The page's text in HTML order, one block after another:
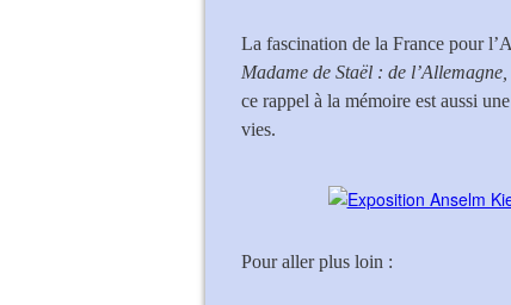
La fascination de la France pour
Madame de Staël : de l’Allemagne,
ce rappel à la mémoire est aussi
vies.
Pour aller plus loin :